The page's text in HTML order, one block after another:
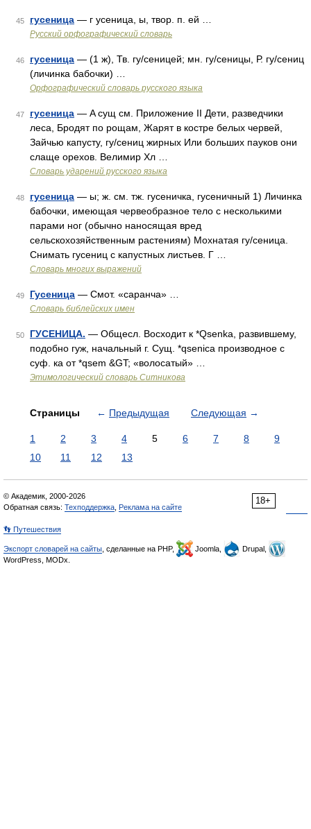
45 гусеница — г усеница, ы, твор. п. ей …
Русский орфографический словарь
46 гусеница — (1 ж), Тв. гу/сеницей; мн. гу/сеницы, Р. гу/сениц
(личинка бабочки) …
Орфографический словарь русского языка
47 гусеница — A сущ см. Приложение II Дети, разведчики
леса, Бродят по рощам, Жарят в костре белых червей,
Зайчью капусту, гу/сениц жирных Или больших пауков они
слаще орехов. Велимир Хл …
Словарь ударений русского языка
48 гусеница — ы; ж. см. тж. гусеничка, гусеничный 1) Личинка
бабочки, имеющая червеобразное тело с несколькими
парами ног (обычно наносящая вред
сельскохозяйственным растениям) Мохнатая гу/сеница.
Снимать гусениц с капустных листьев. Г …
Словарь многих выражений
49 Гусеница — Смот. «саранча» …
Словарь библейских имен
50 ГУСЕНИЦА. — Общесл. Восходит к *Qsenka, развившему,
подобно гуж, начальный г. Сущ. *qsenica производное с
суф. ка от *qsem &GT; «волосатый» …
Этимологический словарь Ситникова
Страницы ← Предыдущая Следующая →
1 2 3 4 5 6 7 8
9
10
11 12 13
18+
© Академик, 2000-2026
Обратная связь: Техподдержка Реклама на сайте
👣 Путешествия
Экспорт словарей на сайты , сделанные на PHP, Joomla,
Drupal,
WordPress, MODx.